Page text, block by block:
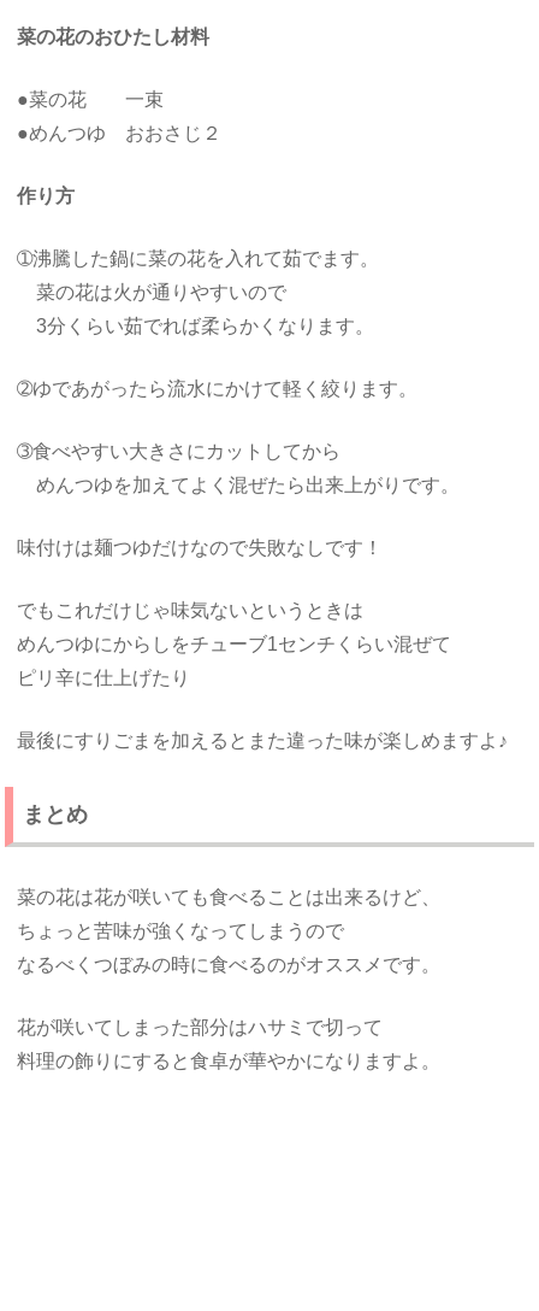
菜の花のおひたし材料
●菜の花 一束
●めんつゆ おおさじ２
作り方
➀沸騰した鍋に菜の花を入れて茹でます。
菜の花は火が通りやすいので
3分くらい茹でれば柔らかくなります。
➁ゆであがったら流水にかけて軽く絞ります。
➂食べやすい大きさにカットしてから
めんつゆを加えてよく混ぜたら出来上がりです。
味付けは麺つゆだけなので失敗なしです！
でもこれだけじゃ味気ないというときは
めんつゆにからしをチューブ1センチくらい混ぜて
ピリ辛に仕上げたり
最後にすりごまを加えるとまた違った味が楽しめますよ♪
まとめ
菜の花は花が咲いても食べることは出来るけど、
ちょっと苦味が強くなってしまうので
なるべくつぼみの時に食べるのがオススメです。
花が咲いてしまった部分はハサミで切って
料理の飾りにすると食卓が華やかになりますよ。